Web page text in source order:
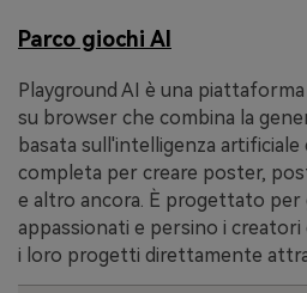
Parco giochi AI
Playground AI è una
su browser che combina la
basata sull'intelligenza
completa per creare poster,
e altro ancora. È progettato per
appassionati e persino i
i loro progetti direttamente